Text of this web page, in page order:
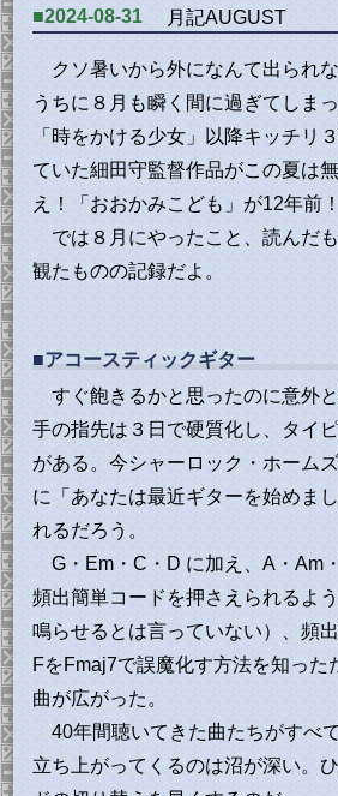
■2024-08-31 月記AUGUST
クソ暑いから外になんて出られ
うちに８月も瞬く間に過ぎてしま
「時をかける少女」以降キッチリ
ていた細田守監督作品がこの夏は
え！「おおかみこども」が12年前
では８月にやったこと、読んだも
観たものの記録だよ。
■アコースティックギター
すぐ飽きるかと思ったのに意外
手の指先は３日で硬質化し、タイ
がある。今シャーロック・ホーム
に「あなたは最近ギターを始めま
れるだろう。
G・Em・C・D に加え、A・Am
頻出簡単コードを押さえられるよ
鳴らせるとは言っていない）、頻
FをFmaj7で誤魔化す方法を知った
曲が広がった。
40年間聴いてきた曲たちがすべ
立ち上がってくるのは沼が深い。